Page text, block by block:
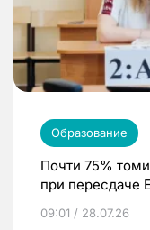
Образование
Почти 75%
при пересдаче
09:01 / 28.07.26